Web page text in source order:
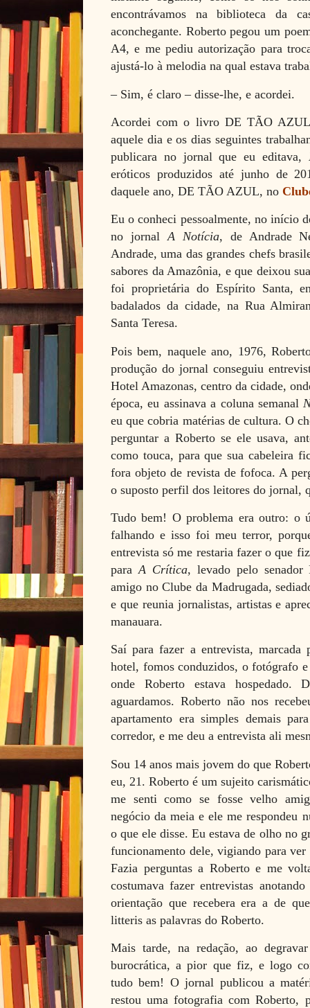
encontrávamos na biblioteca da
aconchegante. Roberto pegou um
A4, e me pediu autorização para
ajustá-lo à melodia na qual estava
– Sim, é claro – disse-lhe, e acordei.
Acordei com o livro DE TÃO AZUL
aquele dia e os dias seguintes
publicara no jornal que eu editava,
eróticos produzidos até junho de
daquele ano, DE TÃO AZUL, no
Eu o conheci pessoalmente, no início
no jornalA Notícia, de Andrade
Andrade, uma das grandes chefs
sabores da Amazônia, e que deixou
foi proprietária do Espírito Santa,
badalados da cidade, na Rua
Santa Teresa.
Pois bem, naquele ano, 1976,
produção do jornal conseguiu
Hotel Amazonas, centro da cidade,
época, eu assinava a coluna semanal
eu que cobria matérias de cultura. O
perguntar a Roberto se ele usava,
como touca, para que sua cabeleira
fora objeto de revista de fofoca. A
o suposto perfil dos leitores do jornal,
Tudo bem! O problema era outro: o
falhando e isso foi meu terror,
entrevista só me restaria fazer o que
paraA Crítica, levado pelo
amigo no Clube da Madrugada,
e que reunia jornalistas, artistas e
manauara.
Saí para fazer a entrevista,
hotel, fomos conduzidos, o fotógrafo
onde Roberto estava hospedado.
aguardamos. Roberto não nos
apartamento era simples demais
corredor, e me deu a entrevista ali
Sou 14 anos mais jovem do que
eu, 21. Roberto é um sujeito
me senti como se fosse velho
negócio da meia e ele me respondeu
o que ele disse. Eu estava de olho no
funcionamento dele, vigiando para
Fazia perguntas a Roberto e me
costumava fazer entrevistas
orientação que recebera era a de
litteris as palavras do Roberto.
Mais tarde, na redação, ao
burocrática, a pior que fiz, e logo
tudo bem! O jornal publicou a
restou uma fotografia com Roberto,